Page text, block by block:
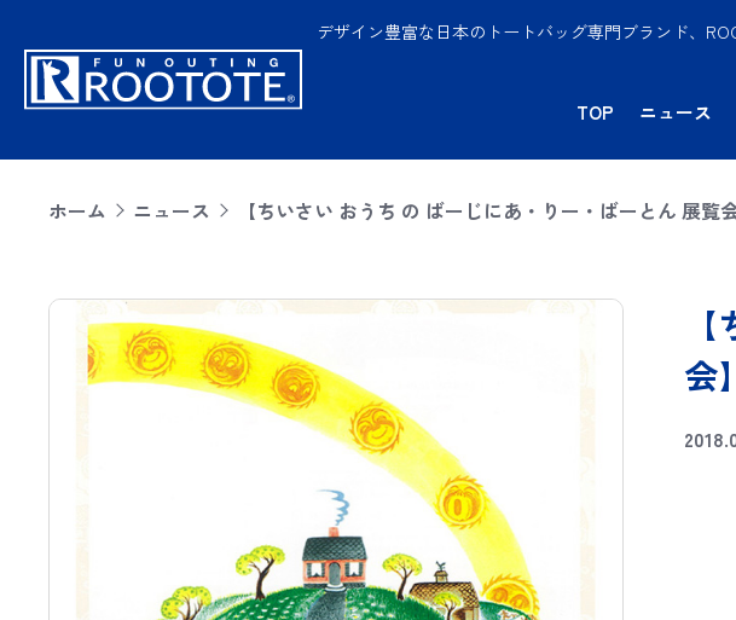
デザイン豊富な日本のトートバッグ専門ブランド、
TOP ニュース
ホーム ニュース 【ちいさい おうち の ばーじにあ・りー・ばーとん 展
会